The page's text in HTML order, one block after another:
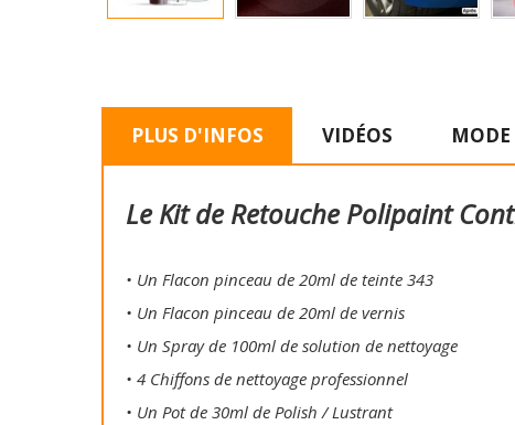
PLUS D'INFOS VIDÉOS
Le Kit de Retouche Polipaint
• Un Flacon pinceau de 20ml de teinte 343
• Un Flacon pinceau de 20ml de vernis
• Un Spray de 100ml de solution de nettoyage
• 4 Chiffons de nettoyage professionnel
• Un Pot de 30ml de Polish / Lustrant